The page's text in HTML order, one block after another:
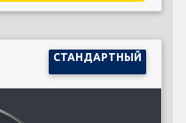
СТАНДАРТНЫЙ